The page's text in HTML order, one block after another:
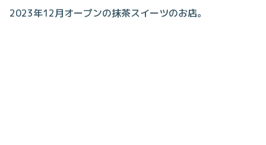
2023年12月オープンの抹茶スイーツのお店。